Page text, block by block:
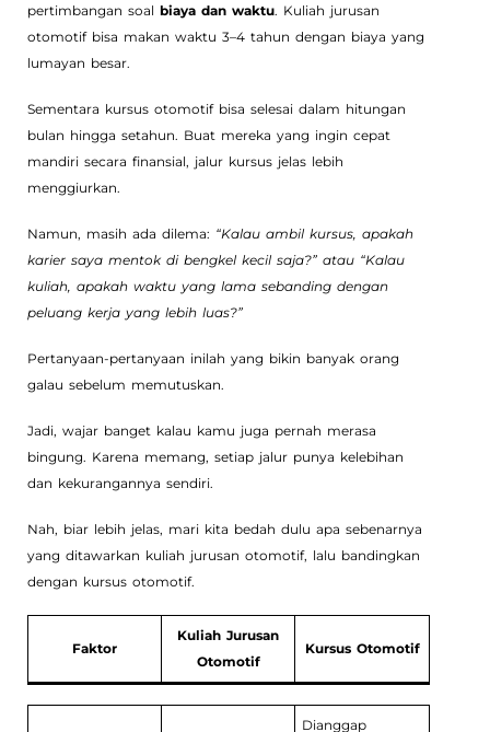
pertimbangan soal biaya dan waktu. Kuliah jurusan
otomotif bisa makan waktu 3–4 tahun dengan biaya yang
lumayan besar.
Sementara kursus otomotif bisa selesai dalam hitungan
bulan hingga setahun. Buat mereka yang ingin cepat
mandiri secara finansial, jalur kursus jelas lebih
menggiurkan.
Namun, masih ada dilema: “Kalau ambil kursus, apakah
karier saya mentok di bengkel kecil saja?” atau “Kalau
kuliah, apakah waktu yang lama sebanding dengan
peluang kerja yang lebih luas?”
Pertanyaan-pertanyaan inilah yang bikin banyak orang
galau sebelum memutuskan.
Jadi, wajar banget kalau kamu juga pernah merasa
bingung. Karena memang, setiap jalur punya kelebihan
dan kekurangannya sendiri.
Nah, biar lebih jelas, mari kita bedah dulu apa sebenarnya
yang ditawarkan kuliah jurusan otomotif, lalu bandingkan
dengan kursus otomotif.
Faktor
Kuliah Jurusan
Otomotif
Kursus Otomotif
Dianggap